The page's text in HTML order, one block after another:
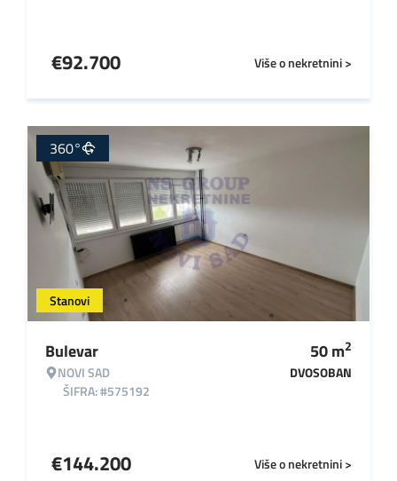
Više o nekretnini >
€92.700
Stanovi
360°
Bulevar
NOVI SAD
ŠIFRA: #575192
50m2
DVOSOBAN
Više o nekretnini >
€144.200